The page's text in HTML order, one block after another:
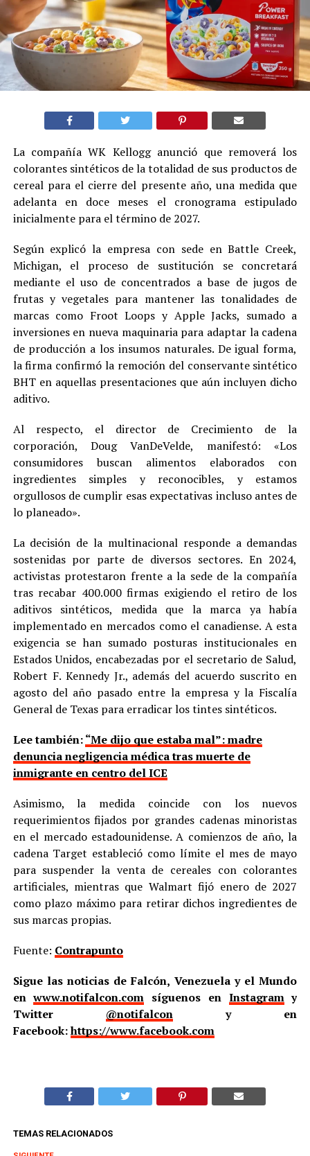
La compañía WK Kellogg anunció que removerá los
colorantes sintéticos de la totalidad de sus productos de
cereal para el cierre del presente año, una medida que
adelanta en doce meses el cronograma estipulado
inicialmente para el término de 2027.
Según explicó la empresa con sede en Battle Creek,
Michigan, el proceso de sustitución se concretará
mediante el uso de concentrados a base de jugos de
frutas y vegetales para mantener las tonalidades de
marcas como Froot Loops y Apple Jacks, sumado a
inversiones en nueva maquinaria para adaptar la cadena
de producción a los insumos naturales. De igual forma,
la firma confirmó la remoción del conservante sintético
BHT en aquellas presentaciones que aún incluyen dicho
aditivo.
Al respecto, el director de Crecimiento de la
corporación, Doug VanDeVelde, manifestó: «Los
consumidores buscan alimentos elaborados con
ingredientes simples y reconocibles, y estamos
orgullosos de cumplir esas expectativas incluso antes de
lo planeado».
La decisión de la multinacional responde a demandas
sostenidas por parte de diversos sectores. En 2024,
activistas protestaron frente a la sede de la compañía
tras recabar 400.000 firmas exigiendo el retiro de los
aditivos sintéticos, medida que la marca ya había
implementado en mercados como el canadiense. A esta
exigencia se han sumado posturas institucionales en
Estados Unidos, encabezadas por el secretario de Salud,
Robert F. Kennedy Jr., además del acuerdo suscrito en
agosto del año pasado entre la empresa y la Fiscalía
General de Texas para erradicar los tintes sintéticos.
Lee también:“Me dijo que estaba mal”: madre
denuncia negligencia médica tras muerte de
inmigrante en centro del ICE
Asimismo, la medida coincide con los nuevos
requerimientos fijados por grandes cadenas minoristas
en el mercado estadounidense. A comienzos de año, la
cadena Target estableció como límite el mes de mayo
para suspender la venta de cereales con colorantes
artificiales, mientras que Walmart fijó enero de 2027
como plazo máximo para retirar dichos ingredientes de
sus marcas propias.
Fuente: Contrapunto
Sigue las noticias de Falcón, Venezuela y el Mundo
enwww.notifalcon.com síguenos en Instagramy
Twitter @notifalcony en
Facebook:https://www.facebook.com
TEMAS RELACIONADOS